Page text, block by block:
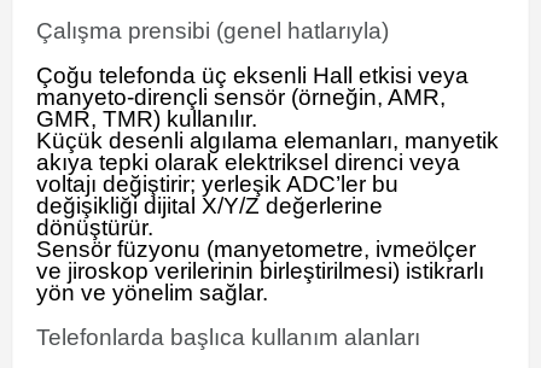
Çalışma prensibi (genel hatlarıyla)
Çoğu telefonda üç eksenli Hall etkisi veya
manyeto-dirençli sensör (örneğin, AMR,
GMR, TMR) kullanılır.
Küçük desenli algılama elemanları, manyetik
akıya tepki olarak elektriksel direnci veya
voltajı değiştirir; yerleşik ADC’ler bu
değişikliği dijital X/Y/Z değerlerine
dönüştürür.
Sensör füzyonu (manyetometre, ivmeölçer
ve jiroskop verilerinin birleştirilmesi) istikrarlı
yön ve yönelim sağlar.
Telefonlarda başlıca kullanım alanları